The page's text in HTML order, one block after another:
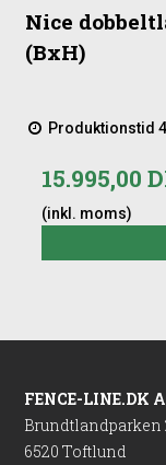
Nice
(BxH)
Produktionstid
15.995,00
(inkl. moms)
FENCE-LINE.DK
Brundtlandparken
6520 Toftlund